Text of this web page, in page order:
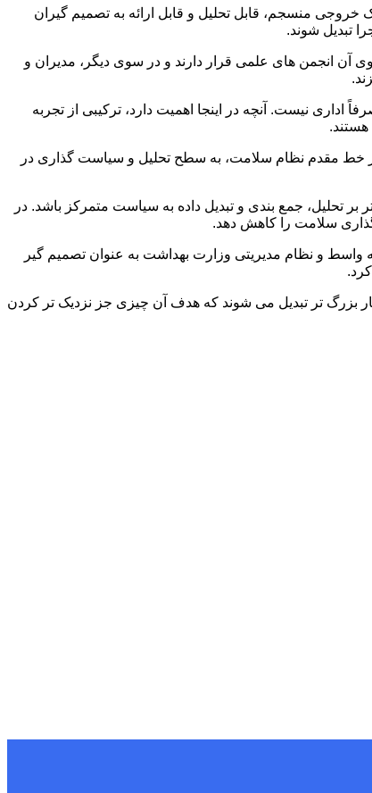
خروجی منسجم، قابل تحلیل و قابل ارائه به تصمیم‌ گیران
تبدیل شوند.
آن انجمن‌ های علمی قرار دارند و در سوی دیگر، مدیران و
اداری نیست. آنچه در اینجا اهمیت دارد، ترکیبی از تجربه
خط مقدم نظام سلامت، به سطح تحلیل و سیاست‌ گذاری در
تحلیل، جمع‌ بندی و تبدیل داده به سیاست متمرکز باشد. در
سلامت را کاهش دهد.
واسط و نظام مدیریتی وزارت بهداشت به عنوان تصمیم ‌گیر
بزرگ‌ تر تبدیل می‌ شوند که هدف آن چیزی جز نزدیک‌ تر کردن